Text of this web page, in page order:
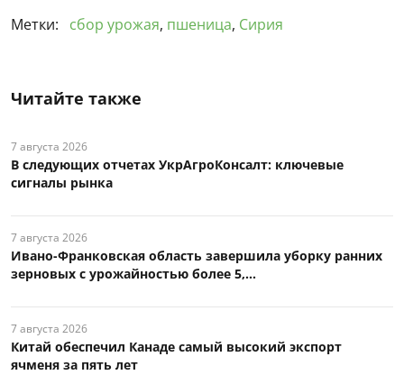
Метки:
сбор урожая, пшеница, Сирия
Читайте также
7 августа 2026
В следующих отчетах УкрАгроКонсалт: ключевые
сигналы рынка
7 августа 2026
Ивано-Франковская область завершила уборку ранних
зерновых с урожайностью более 5,...
7 августа 2026
Китай обеспечил Канаде самый высокий экспорт
ячменя за пять лет